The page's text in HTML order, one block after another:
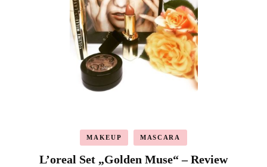
MAKEUP MASCARA
L’oreal Set „Golden Muse“ – Review